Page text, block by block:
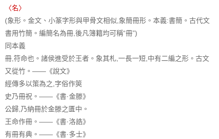
〈名〉
(象形。金文、小篆字形與甲骨文相似,象簡冊形。本義:書簡。古代文
書用竹簡。編簡名為冊,後凡簿籍均可稱“冊”)
同本義
冊,符命也。諸侯進受於王者。象其札,一長一短,中有二編之形。古文
又從竹。——《說文》
經傳多以策為之,字俗作筴
史乃冊祝。——《書·金滕》
公歸,乃納冊於金滕之匱中。
王命作冊。——《書·洛誥》
有冊有典。——《書·多士》